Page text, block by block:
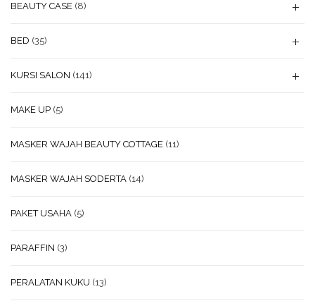
BEAUTY CASE (8)
BED (35)
KURSI SALON (141)
MAKE UP (5)
MASKER WAJAH BEAUTY COTTAGE (11)
MASKER WAJAH SODERTA (14)
PAKET USAHA (5)
PARAFFIN (3)
PERALATAN KUKU (13)